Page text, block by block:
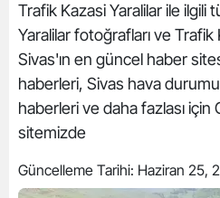
Trafik Kazasi Yaralilar ile ilgili
Yaralilar fotoğrafları ve
Sivas'ın en güncel haber
haberleri, Sivas hava
haberleri ve daha fazlası için
sitemizde
Güncelleme Tarihi: Haziran 25,